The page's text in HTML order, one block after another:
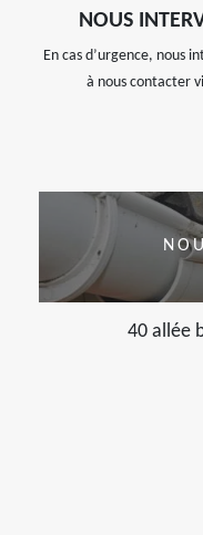
NOUS
En cas d’urgence, nous
à nous contacter
40 allée